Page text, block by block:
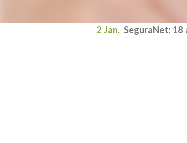
2 Jan. SeguraNet: